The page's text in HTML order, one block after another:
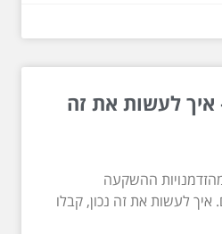
איך לעשות את זה
ההשקעה
איך לעשות את זה נכון, קבלו